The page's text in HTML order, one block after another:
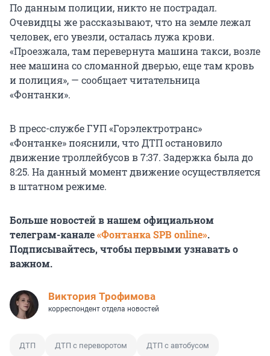
По данным полиции, никто не пострадал.
Очевидцы же рассказывают, что на земле лежал
человек, его увезли, осталась лужа крови.
«Проезжала, там перевернута машина такси, возле
нее машина со сломанной дверью, еще там кровь
и полиция», — сообщает читательница
«Фонтанки».
В пресс-службе ГУП «Горэлектротранс»
«Фонтанке» пояснили, что ДТП остановило
движение троллейбусов в 7:37. Задержка была до
8:25. На данный момент движение осуществляется
в штатном режиме.
Больше новостей в нашем официальном
телеграм-канале«Фонтанка SPB online».
Подписывайтесь, чтобы первыми узнавать о
важном.
Виктория Трофимова
корреспондент отдела новостей
ДТП ДТП с переворотом ДТП с автобусом